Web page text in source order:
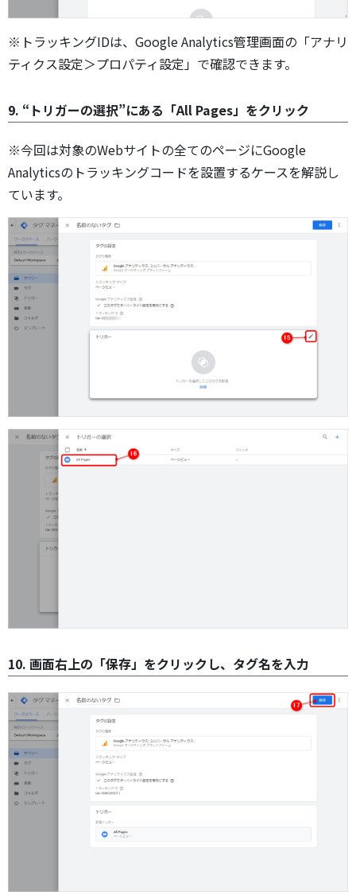
※トラッキングIDは、Google Analytics管理画面の「アナリ
ティクス設定＞プロパティ設定」で確認できます。
9. “トリガーの選択”にある「All Pages」をクリック
※今回は対象のWebサイトの全てのページにGoogle
Analyticsのトラッキングコードを設置するケースを解説し
ています。
10. 画面右上の「保存」をクリックし、タグ名を入力